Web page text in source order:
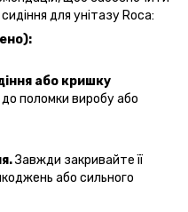
для унітазу Roca:
або кришку
поломки виробу або
Завжди закривайте її
або сильного